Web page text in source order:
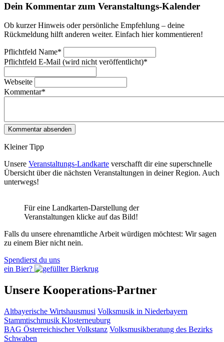
Dein Kommentar zum Veranstaltungs-Kalender
Ob kurzer Hinweis oder persönliche Empfehlung – deine
Rückmeldung hilft anderen weiter. Einfach hier kommentieren!
Pflichtfeld Name*
Pflichtfeld E-Mail (wird nicht veröffentlicht)*
Webseite
Kommentar*
Kleiner Tipp
Unsere Veranstaltungs-Landkarte verschafft dir eine superschnelle
Übersicht über die nächsten Veranstaltungen in deiner Region. Auch
unterwegs!
Für eine Landkarten-Darstellung der
Veranstaltungen klicke auf das Bild!
Falls du unsere ehrenamtliche Arbeit würdigen möchtest: Wir sagen
zu einem Bier nicht nein.
Spendierst du uns
ein Bier?
Unsere Kooperations-Partner
Altbayerische Wirtshausmusi Volksmusik in Niederbayern
Stammtischmusik Klosterneuburg
BAG Österreichischer Volkstanz Volksmusikberatung des Bezirks
Schwaben